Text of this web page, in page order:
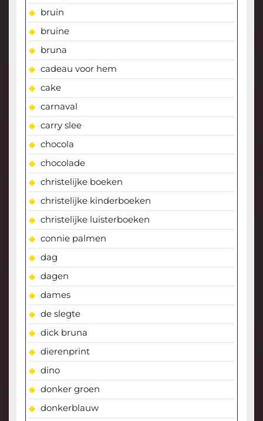
bruin
bruine
bruna
cadeau voor hem
cake
carnaval
carry slee
chocola
chocolade
christelijke boeken
christelijke kinderboeken
christelijke luisterboeken
connie palmen
dag
dagen
dames
de slegte
dick bruna
dierenprint
dino
donker groen
donkerblauw